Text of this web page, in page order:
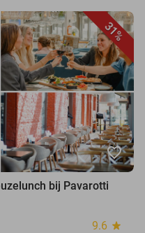
31%
favorite_border
bij Pavarotti
9.6 star